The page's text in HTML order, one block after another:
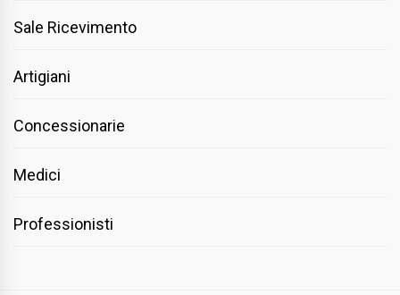
Sale Ricevimento
Artigiani
Concessionarie
Medici
Professionisti